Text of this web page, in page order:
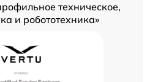
техническое,
и робототехника»